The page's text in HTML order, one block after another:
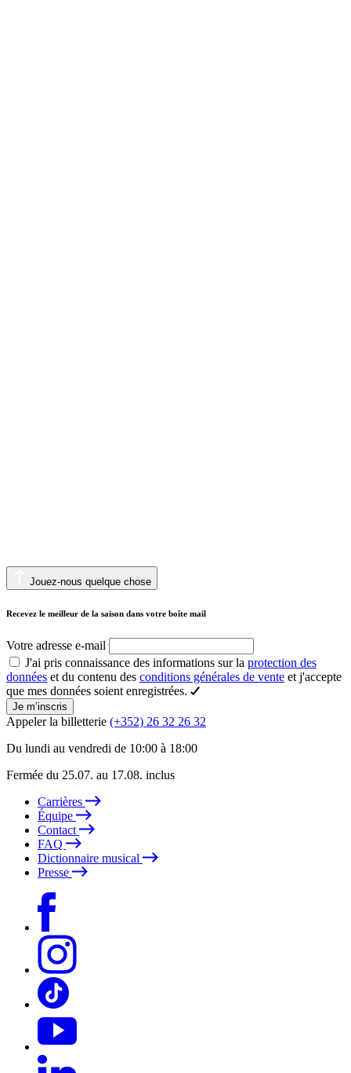
Jouez-nous quelque chose
Recevez le meilleur de la saison dans votre boîte mail
Votre adresse e-mail
J'ai pris connaissance des informations sur la protection des
données et du contenu des conditions générales de vente et j'accepte
que mes données soient enregistrées.
Je m’inscris
Appeler la billetterie (+352) 26 32 26 32
Du lundi au vendredi de 10:00 à 18:00
Fermée du 25.07. au 17.08. inclus
Carrières
Équipe
Contact
FAQ
Dictionnaire musical
Presse